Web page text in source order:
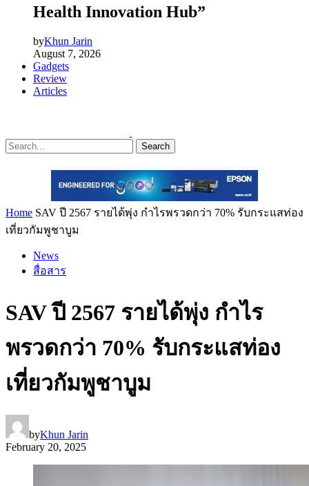
Health Innovation Hub”
byKhun Jarin
August 7, 2026
Gadgets
Review
Articles
Search
Home SAV ปี 2567 รายได้พุ่ง กำไรพรวดกว่า 70% รับกระแสท่อง
เที่ยวกัมพูชาบูม
News
สื่อสาร
SAV ปี 2567 รายได้พุ่ง กำไร
พรวดกว่า 70% รับกระแสท่อง
เที่ยวกัมพูชาบูม
byKhun Jarin
February 20, 2025